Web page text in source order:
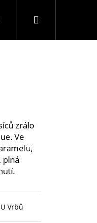
Nákupní
zrálo
Ve
plná
U Vrbů